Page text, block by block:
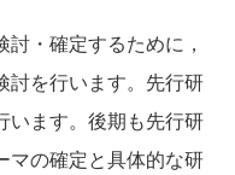
討・確定するために，
討を行います。先行研
います。後期も先行研
マの確定と具体的な研